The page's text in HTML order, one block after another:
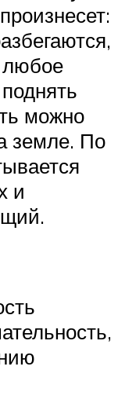
любое
можно
земле. По
и